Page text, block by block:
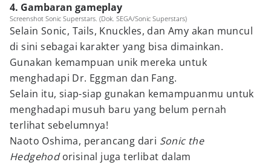
4. Gambaran gameplay
Screenshot Sonic Superstars. (Dok. SEGA/Sonic Superstars)
Selain Sonic, Tails, Knuckles, dan Amy akan muncul
di sini sebagai karakter yang bisa dimainkan.
Gunakan kemampuan unik mereka untuk
menghadapi Dr. Eggman dan Fang.
Selain itu, siap-siap gunakan kemampuanmu untuk
menghadapi musuh baru yang belum pernah
terlihat sebelumnya!
Naoto Oshima, perancang dari Sonic the
Hedgehodorisinal juga terlibat dalam